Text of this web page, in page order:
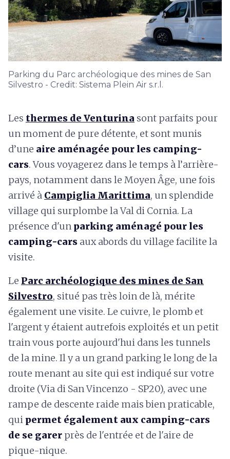
Parking du Parc archéologique des mines de San
Silvestro - Credit: Sistema Plein Air s.r.l.
Les thermes de Venturina sont parfaits pour
un moment de pure détente, et sont munis
d’une aire aménagée pour les camping-
cars. Vous voyagerez dans le temps à l’arrière-
pays, notamment dans le Moyen Âge, une fois
arrivé à Campiglia Marittima, un splendide
village qui surplombe la Val di Cornia. La
présence d'un parking aménagé pour les
camping-cars aux abords du village facilite la
visite.
Le Parc archéologique des mines de San
Silvestro, situé pas très loin de là, mérite
également une visite. Le cuivre, le plomb et
l'argent y étaient autrefois exploités et un petit
train vous porte aujourd'hui dans les tunnels
de la mine. Il y a un grand parking le long de la
route menant au site qui est indiqué sur votre
droite (Via di San Vincenzo - SP20), avec une
rampe de descente raide mais bien praticable,
qui permet également aux camping-cars
de se garer près de l'entrée et de l'aire de
pique-nique.